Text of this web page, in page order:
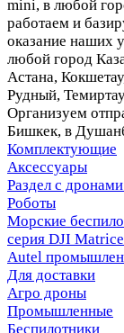
mini, в любой
работаем и
оказание наших
любой город
Астана,
Рудный,
Организуем
Бишкек, в
Комплектующие
Аксессуары
Раздел с
Роботы
Морские
серия DJI Matrice
Autel
Для доставки
Агро дроны
Промышленные
Беспилотники